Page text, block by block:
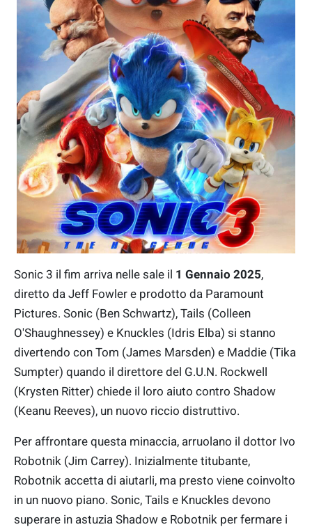
Sonic 3 il fim arriva nelle sale il 1 Gennaio 2025,
diretto da Jeff Fowler e prodotto da Paramount
Pictures. Sonic (Ben Schwartz), Tails (Colleen
O'Shaughnessey) e Knuckles (Idris Elba) si stanno
divertendo con Tom (James Marsden) e Maddie (Tika
Sumpter) quando il direttore del G.U.N. Rockwell
(Krysten Ritter) chiede il loro aiuto contro Shadow
(Keanu Reeves), un nuovo riccio distruttivo.
Per affrontare questa minaccia, arruolano il dottor Ivo
Robotnik (Jim Carrey). Inizialmente titubante,
Robotnik accetta di aiutarli, ma presto viene coinvolto
in un nuovo piano. Sonic, Tails e Knuckles devono
superare in astuzia Shadow e Robotnik per fermare i